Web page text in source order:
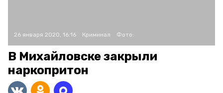
26 января 2020, 16:16 Криминал Фото:
В Михайловске закрыли
наркопритон